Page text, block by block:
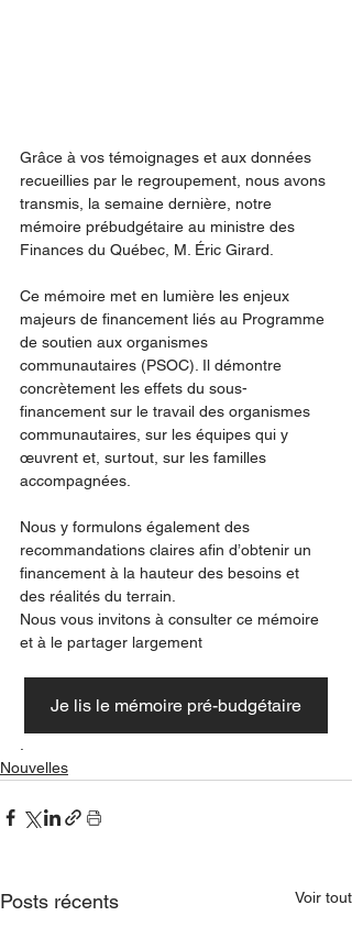
Grâce à vos témoignages et aux données
recueillies par le regroupement, nous avons
transmis, la semaine dernière, notre
mémoire prébudgétaire au ministre des
Finances du Québec, M. Éric Girard.
Ce mémoire met en lumière les enjeux
majeurs de financement liés au Programme
de soutien aux organismes
communautaires (PSOC). Il démontre
concrètement les effets du sous-
financement sur le travail des organismes
communautaires, sur les équipes qui y
œuvrent et, surtout, sur les familles
accompagnées.
Nous y formulons également des
recommandations claires afin d’obtenir un
financement à la hauteur des besoins et
des réalités du terrain.
Nous vous invitons à consulter ce mémoire
et à le partager largement
Je lis le mémoire pré-budgétaire
Nouvelles
Posts récents Voir tout